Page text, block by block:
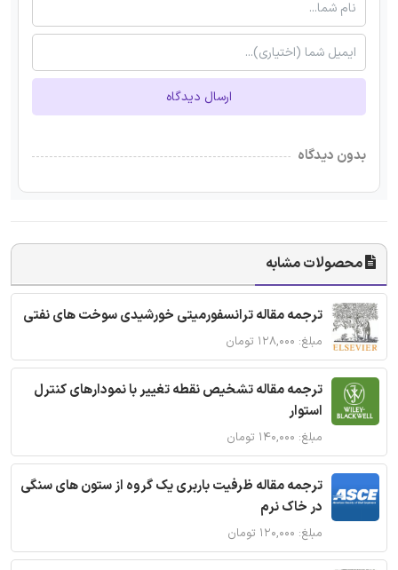
ارسال دیدگاه
بدون دیدگاه
محصولات مشابه
ترجمه مقاله ترانسفورمیتی خورشیدی سوخت های نفتی
مبلغ: ۱۲۸,۰۰۰ تومان
ترجمه مقاله تشخیص نقطه تغییر با نمودارهای کنترل
استوار
مبلغ: ۱۴۰,۰۰۰ تومان
ترجمه مقاله ظرفیت باربری یک گروه از ستون های سنگی
در خاک نرم
مبلغ: ۱۲۰,۰۰۰ تومان